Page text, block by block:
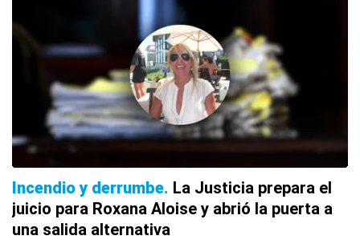
Incendio y derrumbe La Justicia prepara el
juicio para Roxana Aloise y abrió la puerta a
una salida alternativa